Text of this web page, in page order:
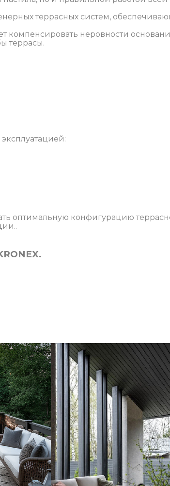
террасных систем,
компенсировать неровности
террасы.
оптимальную конфигурацию